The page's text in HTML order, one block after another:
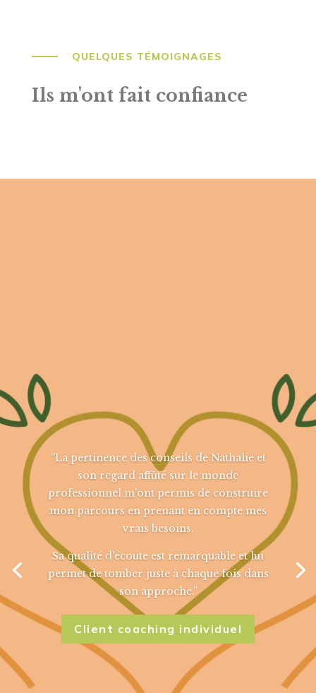
QUELQUES TÉMOIGNAGES
Ils m'ont fait confiance
“La pertinence des conseils de Nathalie et
son regard affûté sur le monde
professionnel m'ont permis de construire
mon parcours en prenant en compte mes
vrais besoins.
Sa qualité d'écoute est remarquable et lui
permet de tomber juste à chaque fois dans
son approche.”
Client coaching individuel